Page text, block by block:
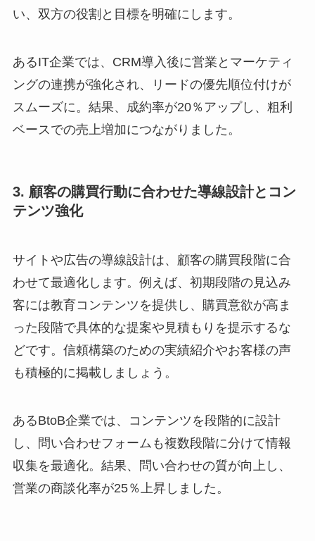
い、双方の役割と目標を明確にします。
あるIT企業では、CRM導入後に営業とマーケティ
ングの連携が強化され、リードの優先順位付けが
スムーズに。結果、成約率が20％アップし、粗利
ベースでの売上増加につながりました。
3. 顧客の購買行動に合わせた導線設計とコン
テンツ強化
サイトや広告の導線設計は、顧客の購買段階に合
わせて最適化します。例えば、初期段階の見込み
客には教育コンテンツを提供し、購買意欲が高ま
った段階で具体的な提案や見積もりを提示するな
どです。信頼構築のための実績紹介やお客様の声
も積極的に掲載しましょう。
あるBtoB企業では、コンテンツを段階的に設計
し、問い合わせフォームも複数段階に分けて情報
収集を最適化。結果、問い合わせの質が向上し、
営業の商談化率が25％上昇しました。